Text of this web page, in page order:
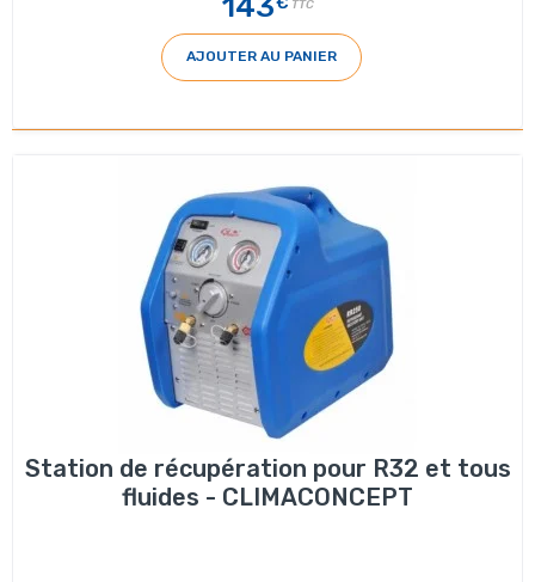
TTC
AJOUTER AU PANIER
Station de récupération pour R32 et tous
fluides - CLIMACONCEPT